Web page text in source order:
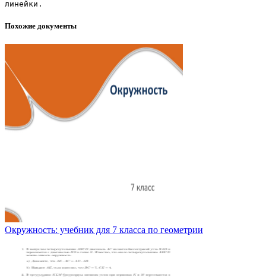
Похожие документы
Окружность: учебник для 7 класса по геометрии